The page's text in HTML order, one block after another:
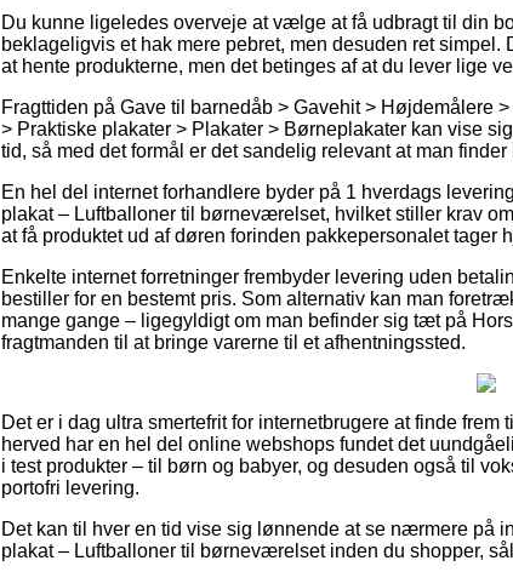
Du kunne ligeledes overveje at vælge at få udbragt til din
beklageligvis et hak mere pebret, men desuden ret
at hente produkterne, men det betinges af at du lever lige
Fragttiden på Gave til barnedåb > Gavehit >
> Praktiske plakater > Plakater > Børneplakater kan vise
tid, så med det formål er det sandelig relevant at man
En hel del internet forhandlere byder på 1 hverdags
plakat – Luftballoner til børneværelset, hvilket stiller krav
at få produktet ud af døren forinden pakkepersonalet tager
Enkelte internet forretninger frembyder levering uden
bestiller for en bestemt pris. Som alternativ kan man
mange gange – ligegyldigt om man befinder sig tæt på
fragtmanden til at bringe varerne til et afhentningssted.
Det er i dag ultra smertefrit for internetbrugere at finde
herved har en hel del online webshops fundet det
i test produkter – til børn og babyer, og desuden også til
portofri levering.
Det kan til hver en tid vise sig lønnende at se nærmere på
plakat – Luftballoner til børneværelset inden du shopper,